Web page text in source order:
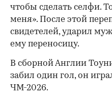
00:00 / 00:00
чтобы сделать селфи.
меня». После этой
свидетелей, ударил
ему переносицу.
В сборной Англии
забил один гол, он
ЧМ-2026.